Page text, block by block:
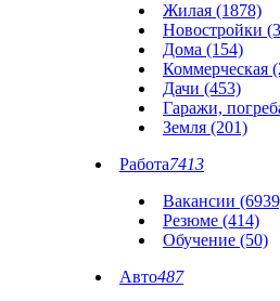
Жилая (1878)
Новостройки
Дома (154)
Коммерческая
Дачи (453)
Гаражи,
Земля (201)
Работа7413
Вакансии
Резюме (414)
Обучение (50)
Авто487